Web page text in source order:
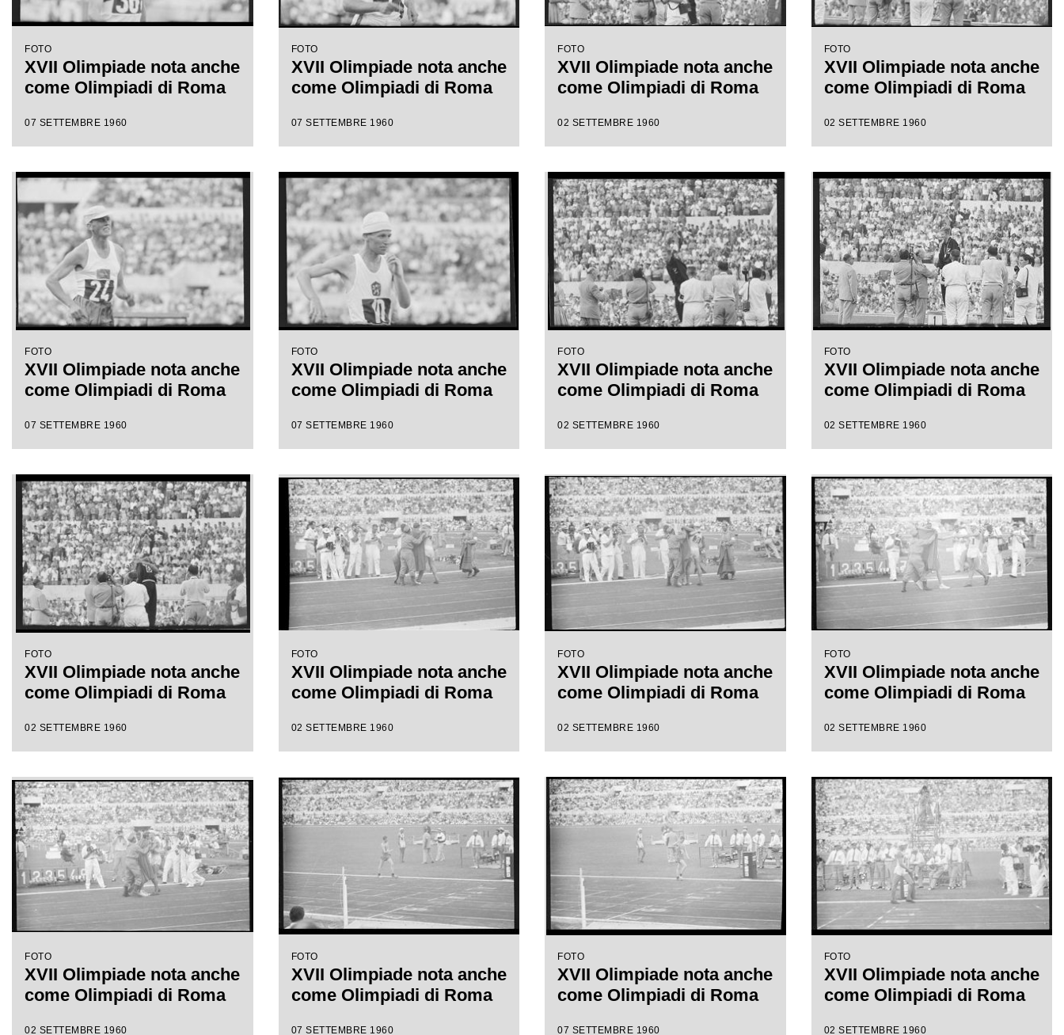
FOTO
XVII Olimpiade nota anche
come Olimpiadi di Roma
07 SETTEMBRE 1960
FOTO
XVII Olimpiade nota anche
come Olimpiadi di Roma
07 SETTEMBRE 1960
FOTO
XVII Olimpiade nota anche
come Olimpiadi di Roma
02 SETTEMBRE 1960
FOTO
XVII Olimpiade nota anche
come Olimpiadi di Roma
02 SETTEMBRE 1960
FOTO
XVII Olimpiade nota anche
come Olimpiadi di Roma
07 SETTEMBRE 1960
FOTO
XVII Olimpiade nota anche
come Olimpiadi di Roma
07 SETTEMBRE 1960
FOTO
XVII Olimpiade nota anche
come Olimpiadi di Roma
02 SETTEMBRE 1960
FOTO
XVII Olimpiade nota anche
come Olimpiadi di Roma
02 SETTEMBRE 1960
FOTO
XVII Olimpiade nota anche
come Olimpiadi di Roma
02 SETTEMBRE 1960
FOTO
XVII Olimpiade nota anche
come Olimpiadi di Roma
02 SETTEMBRE 1960
FOTO
XVII Olimpiade nota anche
come Olimpiadi di Roma
02 SETTEMBRE 1960
FOTO
XVII Olimpiade nota anche
come Olimpiadi di Roma
02 SETTEMBRE 1960
FOTO
XVII Olimpiade nota anche
come Olimpiadi di Roma
02 SETTEMBRE 1960
FOTO
XVII Olimpiade nota anche
come Olimpiadi di Roma
07 SETTEMBRE 1960
FOTO
XVII Olimpiade nota anche
come Olimpiadi di Roma
07 SETTEMBRE 1960
FOTO
XVII Olimpiade nota anche
come Olimpiadi di Roma
02 SETTEMBRE 1960